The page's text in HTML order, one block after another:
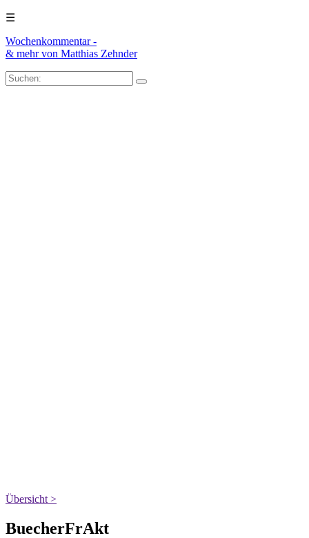
☰
Wochenkommentar -
& mehrvon Matthias Zehnder
Übersicht >
BuecherFrAkt